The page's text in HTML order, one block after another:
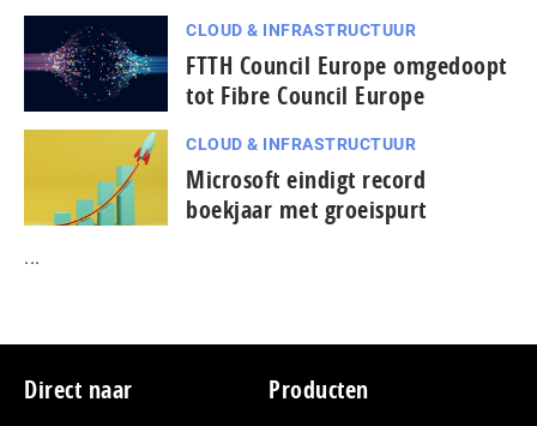
CLOUD & INFRASTRUCTUUR
FTTH Council Europe omgedoopt
tot Fibre Council Europe
CLOUD & INFRASTRUCTUUR
Microsoft eindigt record
boekjaar met groeispurt
...
Footer
Direct naar Producten